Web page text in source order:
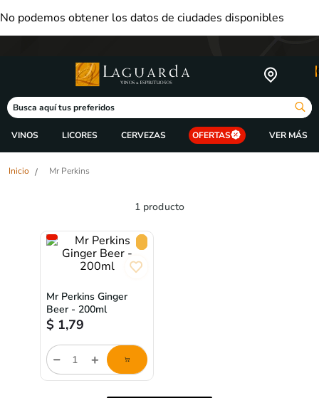
No podemos obtener los datos de ciudades disponibles
Busca aquí tus preferidos
VINOS LICORES CERVEZAS OFERTAS
Mr Perkins
1 producto
Mr Perkins Ginger
Beer - 200ml
$ 1,79
Cantidad
de
producto